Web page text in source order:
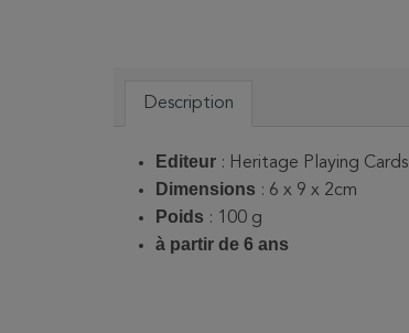
Description
Editeur : Heritage Playing Cards
Dimensions : 6 x 9 x 2cm
Poids : 100 g
à partir de 6 ans